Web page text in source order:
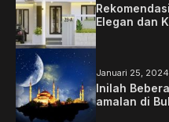
Elegan dan
Januari 25, 2024
Inilah
amalan di